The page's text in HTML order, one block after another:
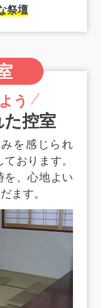
祭壇
う
た控室
を感じられ
おります。
を、心地よい
ます。